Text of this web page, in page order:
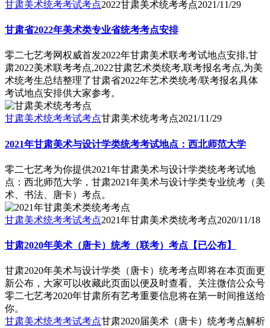
甘肃美术统考考试考点2022甘肃美术统考考点2021/11/29
甘肃省2022年美术类专业省统考考点安排
零二七艺考网权威首发2022年甘肃美术联考考试地点安排,甘
肃2022美术联考考点,2022甘肃艺术类统考,联考报名考点,为美
术统考生总结整理了甘肃省2022年艺术类统考/联考报名具体
考试地点安排供大家参考。
甘肃美术统考考试考点甘肃美术统考考点2021/11/29
2021年甘肃美术与设计学类统考考试地点：西北师范大学
零二七艺考为你提供2021年甘肃美术与设计学类统考考试地
点：西北师范大学，甘肃2021年美术与设计学类专业统考（美
术、书法、唐卡）考点。
甘肃美术统考考试考点2021年甘肃美术类统考考点2020/11/18
甘肃2020年美术（唐卡）统考（联考）考点【已公布】
甘肃2020年美术与设计学类（唐卡）统考考点即将在本页面更
新公布，大家可以收藏此页面以便及时查看。关注微信公众号
零二七艺考2020年甘肃所有艺考重要信息将在第一时间推送给
你。
甘肃美术统考考试考点甘肃2020届美术（唐卡）统考考点解析